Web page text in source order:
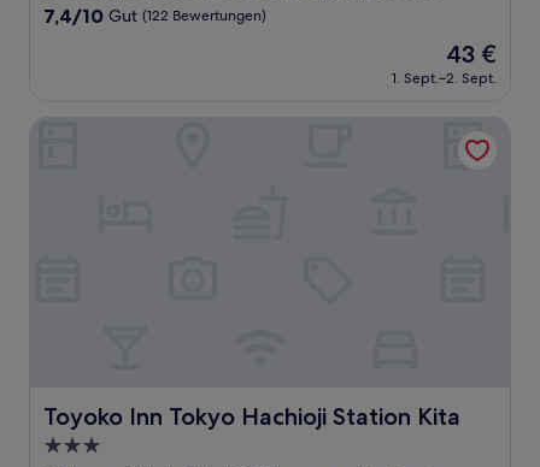
Unterkunft
7.4
Bewertungen)
7,4/10 Gut (122 Bewertungen)
Der
Preis
beträgt
43 €
1. Sept.–2. Sept.
Toyoko Inn Tokyo Hachioji Station Kita
Toyoko Inn Tokyo Hachioji Station Kita
3.0-